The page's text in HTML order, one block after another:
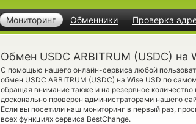
Мониторинг Обменники Проверка
Обмен USDC ARBITRUM (USDC) на
С помощью нашего онлайн-сервиса любой
обмен USDC ARBITRUM (USDC) на Wise USD по
обращая внимание также и на резервное
досконально проверен администраторами нашего
Если вы посетили наш мониторинг в первый раз,
всех функциях сервиса BestChange.